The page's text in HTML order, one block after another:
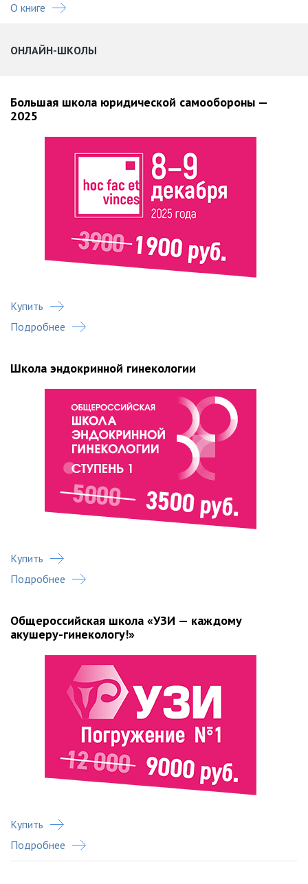
О книге
ОНЛАЙН-ШКОЛЫ
Большая школа юридической самообороны —
2025
Купить
Подробнее
Школа эндокринной гинекологии
Купить
Подробнее
Общероссийская школа «УЗИ — каждому
акушеру-гинекологу!»
Купить
Подробнее